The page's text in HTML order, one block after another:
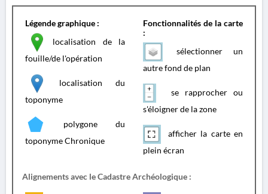
Légende graphique :
localisation de la
fouille/de l'opération
localisation du
toponyme
polygone du
toponyme Chronique
Fonctionnalités de la carte
:
sélectionner un
autre fond de plan
se rapprocher ou
s'éloigner de la zone
afficher la carte en
plein écran
Alignements avec le Cadastre Archéologique :